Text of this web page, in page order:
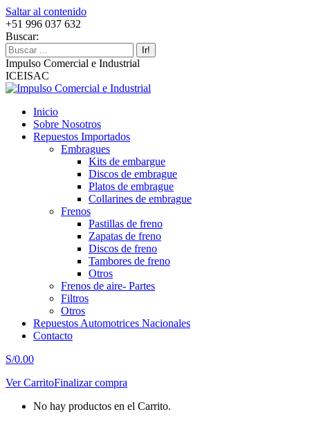
Saltar al contenido
+51 996 037 632
Buscar:
Impulso Comercial e Industrial
ICEISAC
Inicio
Sobre Nosotros
Repuestos Importados
Embragues
Kits de embargue
Discos de embrague
Platos de embrague
Collarines de embrague
Frenos
Pastillas de freno
Zapatas de freno
Discos de freno
Tambores de freno
Otros
Frenos de aire- Partes
Filtros
Otros
Repuestos Automotrices Nacionales
Contacto
S/0.00
Ver CarritoFinalizar compra
No hay productos en el Carrito.